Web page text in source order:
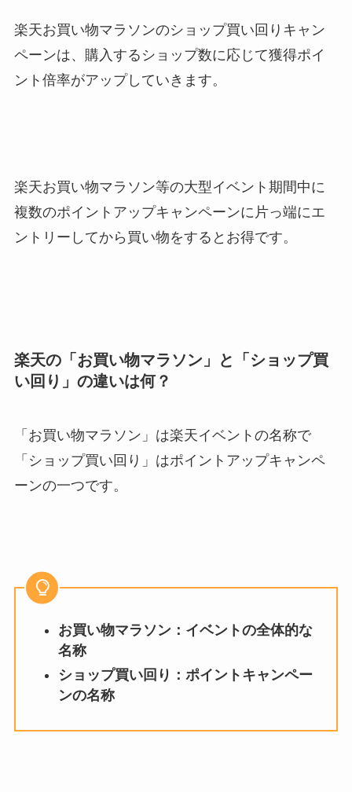
楽天お買い物マラソンのショップ買い回りキャン
ペーンは、購入するショップ数に応じて獲得ポイ
ント倍率がアップしていきます。
楽天お買い物マラソン等の大型イベント期間中に
複数のポイントアップキャンペーンに片っ端にエ
ントリーしてから買い物をするとお得です。
楽天の「お買い物マラソン」と「ショップ買
い回り」の違いは何？
「お買い物マラソン」は楽天イベントの名称で
「ショップ買い回り」はポイントアップキャンペ
ーンの一つです。
お買い物マラソン：イベントの全体的な
名称
ショップ買い回り：ポイントキャンペー
ンの名称